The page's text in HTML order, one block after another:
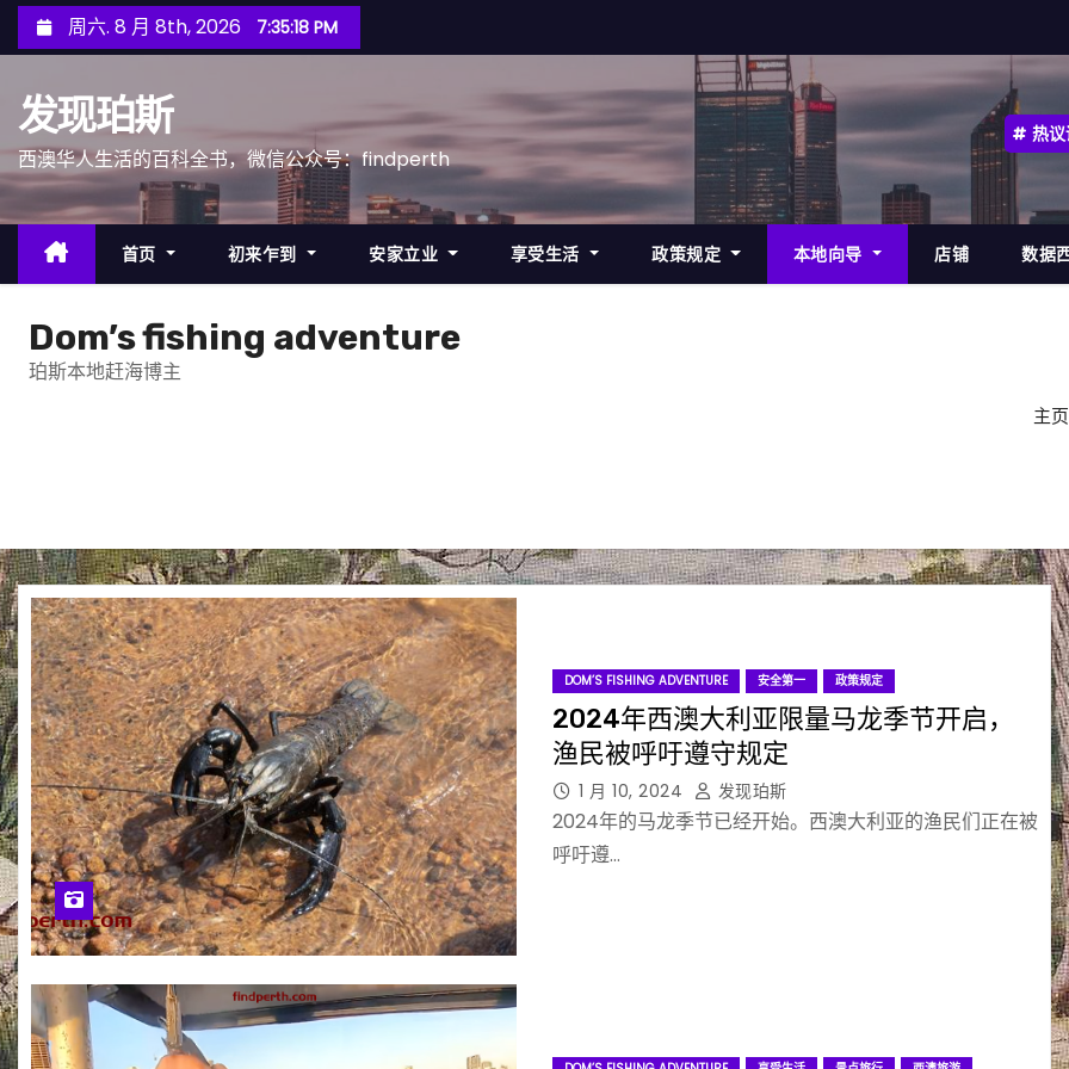
至
周六. 8 月 8th, 2026 7:35:20 PM
发现珀斯
西澳华人生活的百科全书，微信公众号：findperth
热
首页 初来乍到 安家立业 享受生活 政策规定 本地向导 店铺 数据
Dom’s fishing adventure
珀斯本地赶海博主
主页
DOM’S FISHING ADVENTURE 安全第一 政策规定
2024年西澳大利亚限量马龙季节开启，
渔民被呼吁遵守规定
1 月 10, 2024 发现珀斯
2024年的马龙季节已经开始。西澳大利亚的渔民们正在被
呼吁遵…